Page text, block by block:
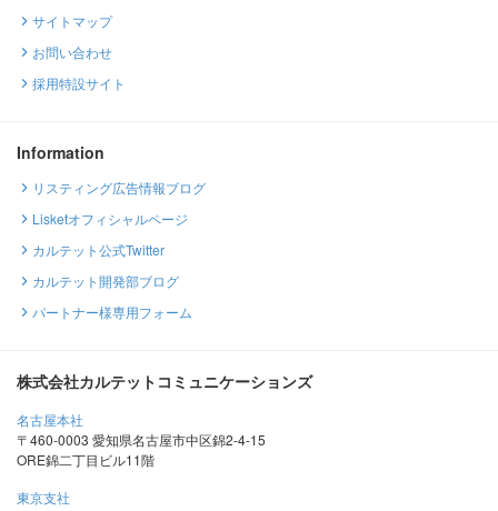
サイトマップ
お問い合わせ
採用特設サイト
Information
リスティング広告情報ブログ
Lisketオフィシャルページ
カルテット公式Twitter
カルテット開発部ブログ
パートナー様専用フォーム
株式会社カルテットコミュニケーションズ
名古屋本社
〒460-0003 愛知県名古屋市中区錦2-4-15
ORE錦二丁目ビル11階
東京支社